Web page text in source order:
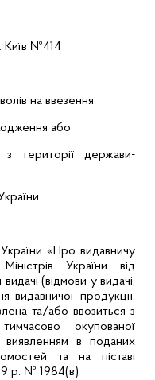
Київ №414
на ввезення
або
з території держави-
«Про видавничу
України від
(відмови у видачі,
видавничої продукції,
та/або ввозиться з
окупованої
виявленням в поданих
та на піставі
р. № 1984(в)